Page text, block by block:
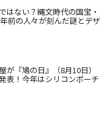
はない？縄文時代の国宝・
前の人々が刻んだ謎とデザ
が『鳩の日』（8月10日）
表！今年はシリコンポーチ